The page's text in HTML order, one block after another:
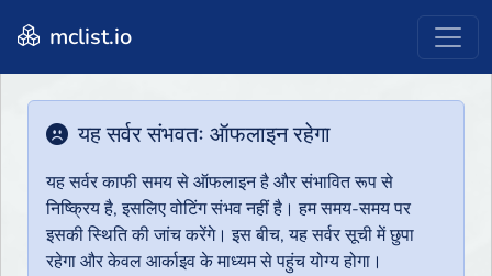
mclist.io
यह सर्वर संभवतः ऑफलाइन रहेगा
यह सर्वर काफी समय से ऑफलाइन है और संभावित रूप से
निष्क्रिय है, इसलिए वोटिंग संभव नहीं है। हम समय-समय पर
इसकी स्थिति की जांच करेंगे। इस बीच, यह सर्वर सूची में छुपा
रहेगा और केवल आर्काइव के माध्यम से पहुंच योग्य होगा।